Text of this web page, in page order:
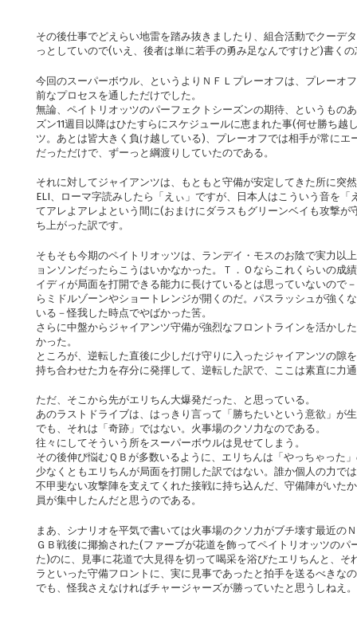
その後仕事でどえらい地雷を踏み抜きましたり、組合活動でクーデ
っとしていので(いえ、後者は単に若手の勇み足なんですけど)書く
今回のスーパーボウル、というよりＮＦＬプレーオフは、プレーオ
前なプロセスを通しただけでした。
無論、ペイトリオッツのパーフェクトシーズンの期待、というもの
ズン11週目以降はひたすらにスケジュールに恵まれた事(何せ勝ち越
ツ。あとは皆大きく負け越している)、プレーオフでは相手が常に
だっただけで、ずーっと綱渡りしていたのである。
それに対してジャイアンツは、もともと守備が安定してきた所に突
ELI、ローマ字読みしたら「えぃ」ですが、日本人はこういう音を
てアレよアレよという間に(おまけにダラスもグリーンベイも攻撃
ち上がった訳です。
そもそも今期のペイトリオッツは、ランデイ・モスのお陰で実力以
ョンソンだったらこうはいかなかった。Ｔ．Ｏならこれくらいの成
イディが局面を打開できる能力に長けているとは思っていないので
らミドルゾーンやショートレンジが開くのだ。パスラッシュが強く
いる－怪我した時点でやばかった筈。
さらに中盤からジャイアンツ守備が強烈なフロントラインを活かし
かった。
ところが、逆転した直後に少しだけ守りに入ったジャイアンツの隙
持ち合わせた力を存分に発揮して、逆転した訳で、ここは素直に力
ただ、そこから先がエリちん大爆発だった、と思っている。
あのラストドライブは、はっきり言って「勝ちたいという意欲」が
でも、それは「奇跡」ではない。火事場のクソ力なのである。
往々にしてそういう所をスーパーボウルは見せてしまう。
その後伸び悩むＱＢが多数いるように、エリちんは「やっちゃった
少なくともエリちんが局面を打開した訳ではない。誰か個人の力で
不甲斐ない攻撃陣を支えてくれた接戦に持ち込んだ、守備陣がいた
員が集中したんだと思うのである。
まあ、シナリオを平気で書いては火事場のクソ力がブチ壊す最近の
ＧＢ戦後に揶揄された(ファーブが花道を飾ってペイトリオッツの
た)のに、見事に花道で大見得を切って喝采を浴びたエリちんと、
ラといった守備フロントに、実に見事であったと拍手を送るべきな
でも、怪我さえなければチャージャーズが勝っていたと思うしねえ。